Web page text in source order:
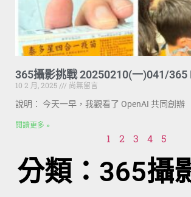
365攝影挑戰 20250210(一)041/365
10 2 月, 2025
尚無留言
說明： 今天一早，我觀看了 OpenAI 共同創辦
閱讀更多 »
1 2 3 4 5
分類：365攝